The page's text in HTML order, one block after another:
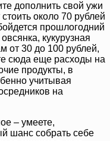
дополнить свой ужи
около 70 рублей
прошлогодний
кукурузная
от 30 до 100 рублей,
сюда еще расходы на
продукты, в
учитывая
на
– умеете,
шанс собрать себе